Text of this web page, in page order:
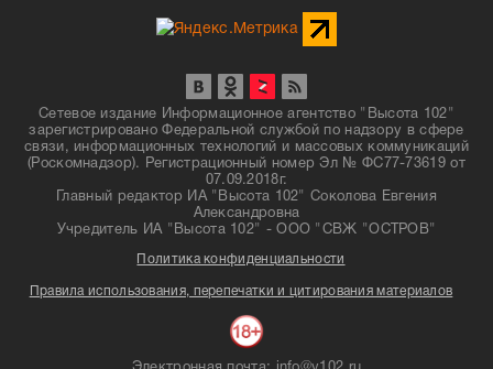
Сетевое издание Информационное агентство "Высота 102"
зарегистрировано Федеральной службой по надзору в сфере
связи, информационных технологий и массовых коммуникаций
(Роскомнадзор). Регистрационный номер Эл № ФС77-73619 от
07.09.2018г.
Главный редактор ИА "Высота 102" Соколова Евгения
Александровна
Учредитель ИА "Высота 102" - ООО "СВЖ "ОСТРОВ"
Политика конфиденциальности
Правила использования, перепечатки и цитирования материалов